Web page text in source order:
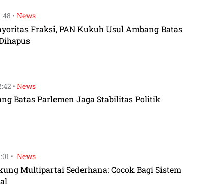
• News
Fraksi, PAN Kukuh Usul Ambang Batas
• News
Batas Parlemen Jaga Stabilitas Politik
• News
Multipartai Sederhana: Cocok Bagi Sistem